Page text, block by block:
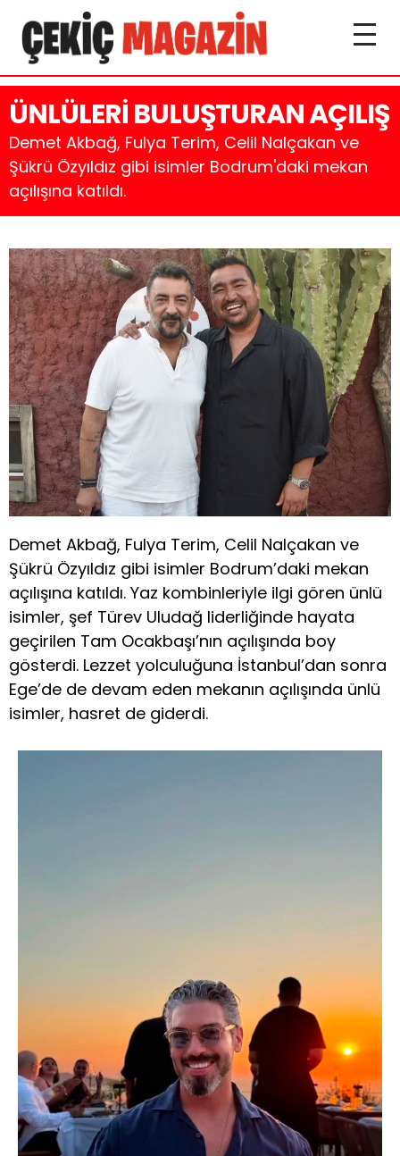
ÜNLÜLERİ BULUŞTURAN AÇILIŞ
Demet Akbağ, Fulya Terim, Celil Nalçakan ve
Şükrü Özyıldız gibi isimler Bodrum'daki mekan
açılışına katıldı.
Demet Akbağ, Fulya Terim, Celil Nalçakan ve
Şükrü Özyıldız gibi isimler Bodrum’daki mekan
açılışına katıldı. Yaz kombinleriyle ilgi gören ünlü
isimler, şef Türev Uludağ liderliğinde hayata
geçirilen Tam Ocakbaşı’nın açılışında boy
gösterdi. Lezzet yolculuğuna İstanbul’dan sonra
Ege’de de devam eden mekanın açılışında ünlü
isimler, hasret de giderdi.